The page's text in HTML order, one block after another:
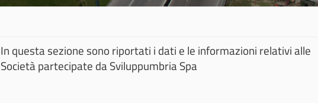
In questa sezione sono riportati i dati e le informazioni relativi alle
Società partecipate da Sviluppumbria Spa